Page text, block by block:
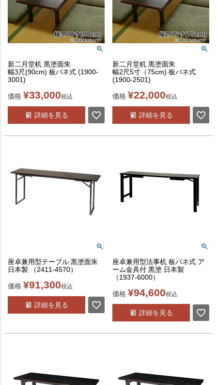
新二月堂机 黒塗面朱
幅3尺(90cm) 板バネ式 (1900-
3001)
価格 ¥33,000税込
詳細を見る
新二月堂机 黒塗面朱
幅2尺5寸（75cm) 板バネ式
(1900-2501)
価格 ¥22,000税込
詳細を見る
座卓兼用型テーブル 黒塗面朱
日本製 （2411-4570）
価格 ¥91,300税込
詳細を見る
座卓兼用型法事机 板バネ式 ア
ーム金具付 黒塗 日本製
（1937-6000）
価格 ¥94,600税込
詳細を見る